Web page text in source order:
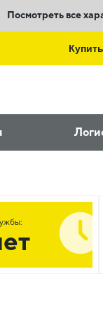
Посмотреть все
Купить